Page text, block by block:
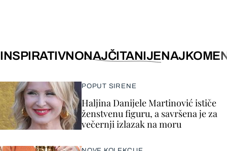
INSPIRATIVNONAJČITANIJE
POPUT SIRENE
Haljina Danijele Martinović ističe
ženstvenu figuru, a savršena je za
večernji izlazak na moru